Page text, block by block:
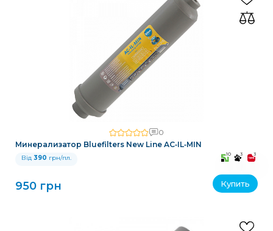
0
Минерализатор Bluefilters New Line AC‑IL‑MIN
Від 390 грн/пл. 10 3 3
950 грн Купить